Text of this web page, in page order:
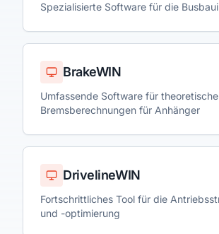
Spezialisierte Software für die
BrakeWIN
Umfassende Software für theoretische
Bremsberechnungen für Anhänger
DrivelineWIN
Fortschrittliches Tool für die
und -optimierung